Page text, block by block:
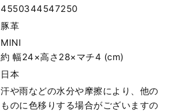
4550344547250
豚革
MINI
約 幅24×高さ28×マチ4 (cm)
日本
汗や雨などの水分や摩擦により、他の
ものに色移りする場合がございますの